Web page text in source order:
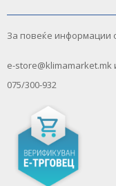
За повеќе информации
e-store@klimamarket.mk
075/300-932